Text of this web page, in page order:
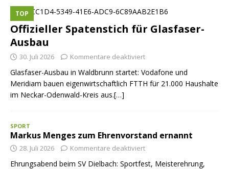
Offizieller Spatenstich für Glasfaser-
Ausbau
TOP
30. Juli 2026 Kommentare deaktiviert
Glasfaser-Ausbau in Waldbrunn startet: Vodafone und
Meridiam bauen eigenwirtschaftlich FTTH für 21.000 Haushalte
im Neckar-Odenwald-Kreis aus.[…]
SPORT
Markus Menges zum Ehrenvorstand ernannt
28. Juli 2026 Kommentare deaktiviert
Ehrungsabend beim SV Dielbach: Sportfest, Meisterehrung,